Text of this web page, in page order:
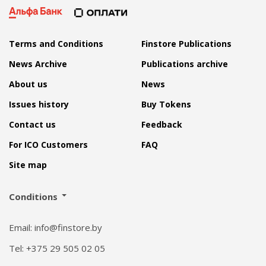
Terms and Conditions
Finstore Publications
News Archive
Publications archive
About us
News
Issues history
Buy Tokens
Contact us
Feedback
For ICO Customers
FAQ
Site map
Conditions
Email: info@finstore.by
Tel: +375 29 505 02 05